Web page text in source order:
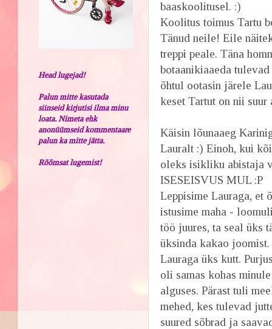
baaskoolitusel. :)
Koolitus toimus Tartu
Tänud neile! Eile
treppi peale. Täna
botaanikiaaeda
õhtul ootasin järele
keset Tartut on nii
Käisin lõunaaeg
Lauralt :) Einoh, kui
oleks isikliku abistaja
ISESEISVUS MUL :P
Leppisime Lauraga, et
istusime maha -
töö juures, ta seal üks
üksinda kakao
Lauraga üks kutt.
oli samas kohas
alguses. Pärast tuli
mehed, kes tulevad
suured sõbrad ja
Head lugejad!
Palun mitte kasutada
siinseid kirjutisi ilma minu
loata. Nimeta ehk
anonüümseid kommentaare
palun ka mitte jätta.
Rõõmsat lugemist!